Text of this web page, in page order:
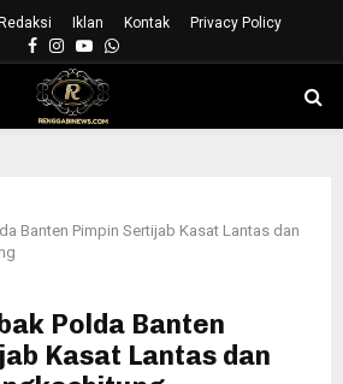
Redaksi Iklan Kontak Privacy Policy
Facebook
Instagram
YoutubeWhatsapp
Banten Pimpin Sertijab Kasat Lantas dan
Polda Banten
Kasat Lantas dan